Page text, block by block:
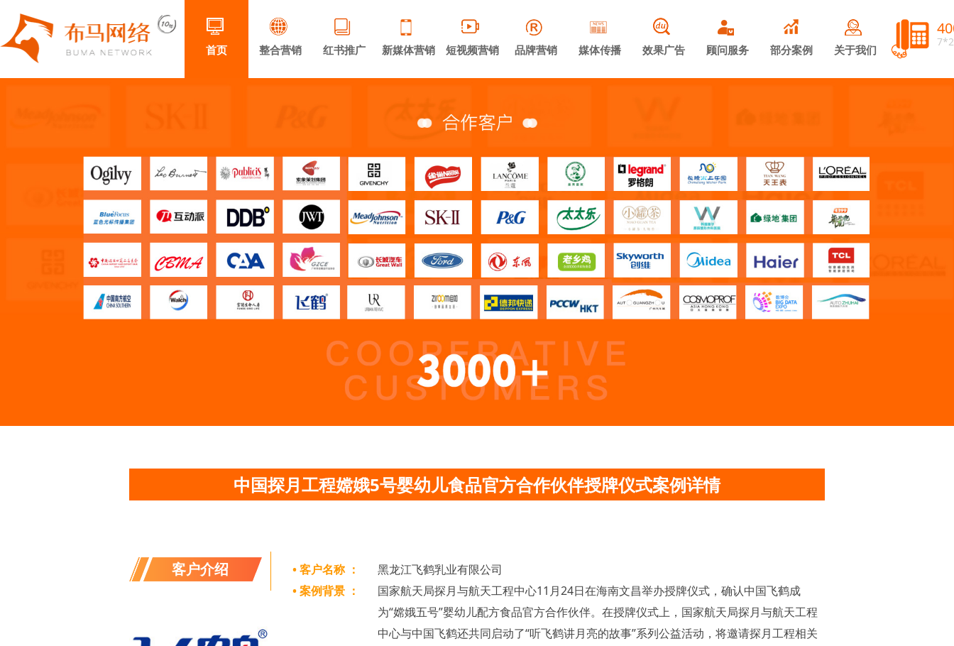
首页 整合营销 红书推广 新媒体营销 短视频营销 品牌营销 媒体传播 效果广告 顾问服务 部分案例 关于我们
中国探月工程嫦娥5号婴幼儿食品官方合作伙伴授牌仪式案例详情
客户介绍 • 客户名称 ：
黑龙江飞鹤乳业有限公司
• 案例背景 ：
国家航天局探月与航天工程中心11月24日在海南文昌举办授牌仪式，确认中国飞鹤成
为“嫦娥五号”婴幼儿配方食品官方合作伙伴。在授牌仪式上，国家航天局探月与航天工程
中心与中国飞鹤还共同启动了“听飞鹤讲月亮的故事”系列公益活动，将邀请探月工程相关